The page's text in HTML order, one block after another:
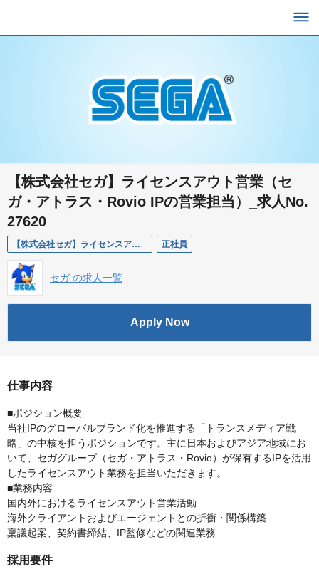
【株式会社セガ】ライセンスアウト営業（セ
ガ・アトラス・Rovio IPの営業担当）_求人No.
27620
【株式会社セガ】ライセンスアウト営業（セガ・アトラス・Rovio IPの営業担当）_求人No.27620 正社員
セガ の求人一覧
Apply Now
仕事内容
■ポジション概要
当社IPのグローバルブランド化を推進する「トランスメディア戦
略」の中核を担うポジションです。主に日本およびアジア地域にお
いて、セガグループ（セガ・アトラス・Rovio）が保有するIPを活用
したライセンスアウト業務を担当いただきます。
■業務内容
国内外におけるライセンスアウト営業活動
海外クライアントおよびエージェントとの折衝・関係構築
稟議起案、契約書締結、IP監修などの関連業務
採用要件